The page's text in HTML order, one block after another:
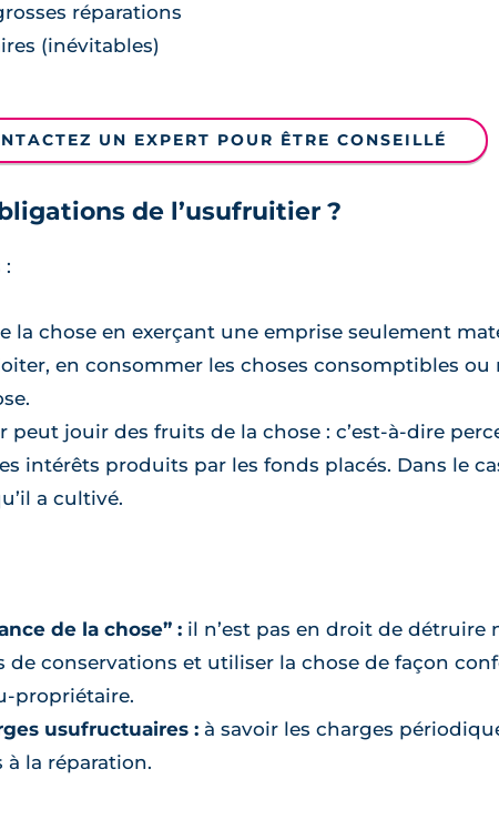
réparations
(inévitables)
UN EXPERT POUR ÊTRE CONSEILLÉ
de l’usufruitier ?
:
la chose en exerçant une emprise seulement
en consommer les choses consomptibles
peut jouir des fruits de la chose : c’est-à-dire
intérêts produits par les fonds placés. Dans le
a cultivé.
de la chose” : il n’est pas en droit de détruire
conservations et utiliser la chose de façon
propriétaire.
usufructuaires : à savoir les charges
à la réparation.